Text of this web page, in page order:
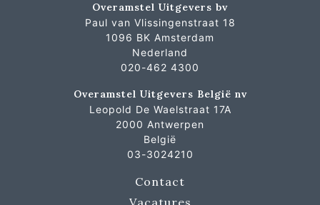
Overamstel Uitgevers bv
Paul van Vlissingenstraat 18
1096 BK Amsterdam
Nederland
020-462 4300
Overamstel Uitgevers België nv
Leopold De Waelstraat 17A
2000 Antwerpen
België
03-3024210
Contact
Vacatures